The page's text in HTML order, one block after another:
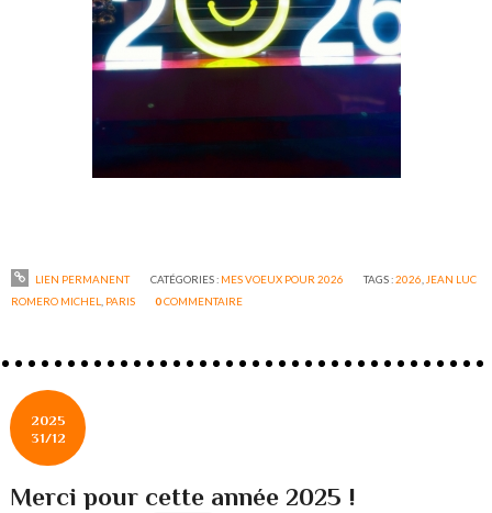
LIEN PERMANENT CATÉGORIES : MES VOEUX POUR 2026 TAGS :2026 JEAN LUC
ROMERO MICHEL
PARIS 0COMMENTAIRE
2025
31/12
Merci pour cette année 2025 !